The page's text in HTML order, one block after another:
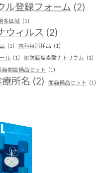
ル登録フォーム (2)
多区域 (1)
ウィルス (2)
(1) 歯科用消耗品 (1)
ル (1) 耐次亜塩素酸ナトリウム (1)
局開設備品セット
(1)
療所名 (2) 開局備品セット
(1)